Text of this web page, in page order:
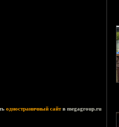
одностраничный сайтв megagroup.ru